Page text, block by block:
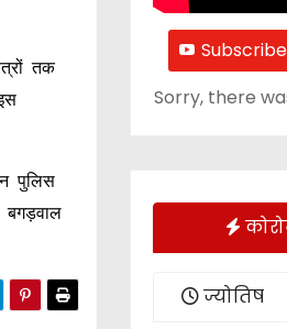
तक
पुलिस
बगड़वाल
Sorry, there
ज्योतिष